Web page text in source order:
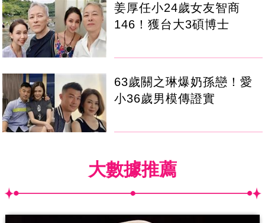
姜厚任小24歲女友智商
146！獲台大3碩博士
63歲關之琳爆奶孫戀！愛
小36歲男模傳證實
大數據推薦